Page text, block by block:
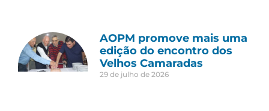
AOPM promove mais uma
edição do encontro dos
Velhos Camaradas
29 de julho de 2026